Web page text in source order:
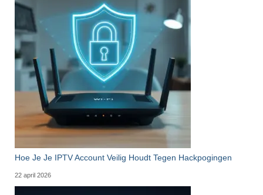
Hoe Je Je IPTV Account Veilig Houdt Tegen Hackpogingen
22 april 2026